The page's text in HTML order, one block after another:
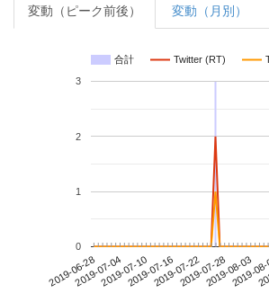
変動（ピーク前後） 変動（月別）
合計 Twitter (RT)
2019-06-282019-07-042019-07-102019-07-162019-07-222019-07-282019-08-03
2019-
0
1
2
3